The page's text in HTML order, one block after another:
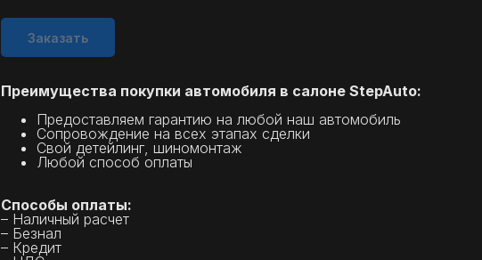
Заказать
Преимущества покупки автомобиля в салоне StepAuto:
Предоставляем гарантию на любой наш автомобиль
Сопровождение на всех этапах сделки
Свой детейлинг, шиномонтаж
Любой способ оплаты
Способы оплаты:
– Наличный расчет
– Безнал
– Кредит